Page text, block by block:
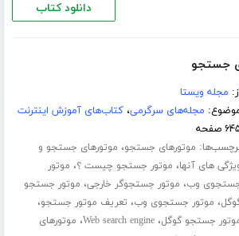
دانلود کتاب
جستجو
مجله ویستا
مجله‌های سرگرمی،کتاب‌های آموزش اینترنت
صفحه
موتورهای جستجو، موتورهای جستجو و
های آنها، موتور جستجو چیست ؟، موتور
وب، موتور جستجوگر خارجی، موتور جستجو
، موتور جستجوی وب، تعریف موتور جستجو،
جستجو گوگل،Web search engine، موتورهای